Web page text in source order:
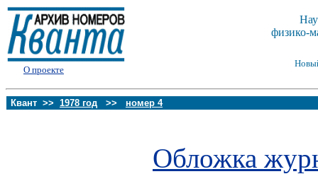
О проекте
физико-
Квант >> 1978 год >> номер 4
Обложка